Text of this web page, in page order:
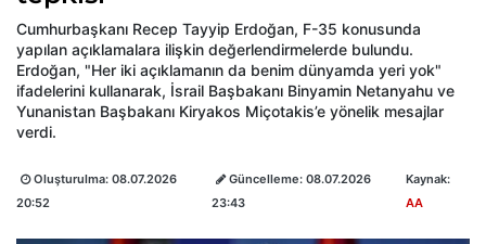
Cumhurbaşkanı Recep Tayyip Erdoğan, F-35 konusunda
yapılan açıklamalara ilişkin değerlendirmelerde bulundu.
Erdoğan, "Her iki açıklamanın da benim dünyamda yeri yok"
ifadelerini kullanarak, İsrail Başbakanı Binyamin Netanyahu ve
Yunanistan Başbakanı Kiryakos Miçotakis’e yönelik mesajlar
verdi.
Oluşturulma: 08.07.2026
20:52
Güncelleme: 08.07.2026
23:43
Kaynak:
AA